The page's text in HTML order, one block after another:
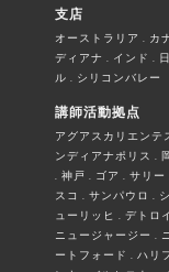
支店
オーストラリア . カ
ディアナ . インド .
ル . シリコンバレー
講師活動拠点
アグアスカリエンテ
ンディアナポリス .
. 神戸 . ゴア . サリ
スコ . サンパウロ .
ューリッヒ . デトロ
ニュージャージー .
ートフォード . ハリ